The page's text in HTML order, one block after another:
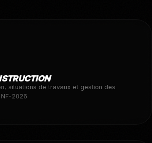
situations de travaux et gestion des
2026.